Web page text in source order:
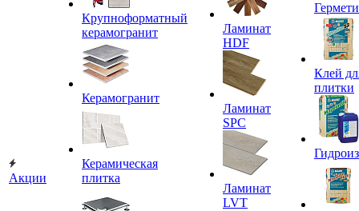
Акции
Крупноформатный
керамогранит
Керамогранит
Керамическая
плитка
Ламинат
HDF
Ламинат
SPC
Ламинат
LVT
Клей
плитки